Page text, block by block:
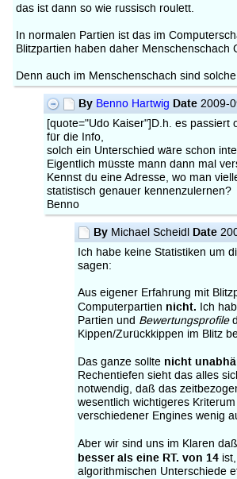
das ist dann so wie russisch roulett.
In normalen Partien ist das im
Blitzpartien haben daher Menschenschach
Denn auch im Menschenschach sind
By Benno Hartwig Date 2009-
[quote="Udo Kaiser"]D.h. es passiert
für die Info,
solch ein Unterschied wäre schon
Eigentlich müsste mann dann mal
Kennst du eine Adresse, wo man
statistisch genauer kennenzulernen?
Benno
By Michael Scheidl Date
Ich habe keine Statistiken um
sagen:
Aus eigener Erfahrung mit
Computerpartien nicht. Ich
Partien und Bewertungsprofile
Kippen/Zurückkippen im Blitz
Das ganze sollte nicht
Rechentiefen sieht das alles
notwendig, daß das
wesentlich wichtigeres
verschiedener Engines wenig
Aber wir sind uns im Klaren daß
besser als eine RT. von 14
algorithmischen Unterschiede